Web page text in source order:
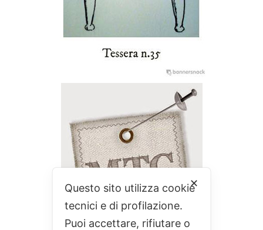
✕
Questo sito utilizza cookie
tecnici e di profilazione.
Puoi accettare, rifiutare o